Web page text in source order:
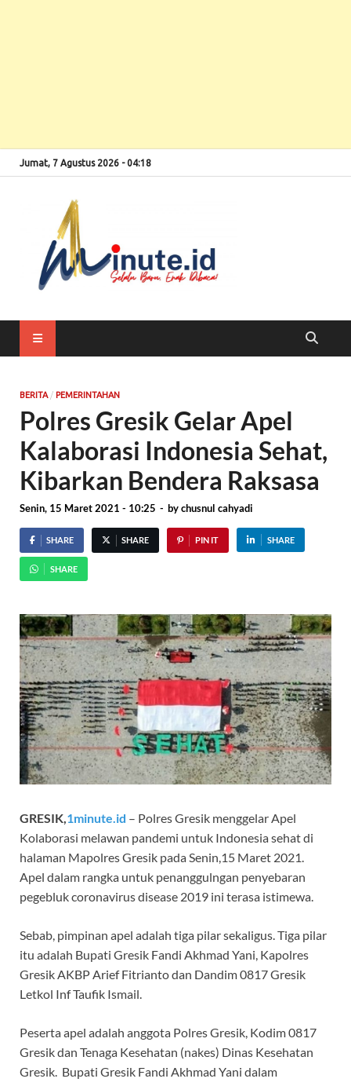
Jumat, 7 Agustus 2026 - 04:18
BERITA/ PEMERINTAHAN
Polres Gresik Gelar Apel
Kalaborasi Indonesia Sehat,
Kibarkan Bendera Raksasa
Senin, 15 Maret 2021 - 10:25 - bychusnul cahyadi
SHARE SHARE PIN IT SHARE
SHARE
GRESIK, 1minute.id – Polres Gresik menggelar Apel
Kolaborasi melawan pandemi untuk Indonesia sehat di
halaman Mapolres Gresik pada Senin,15 Maret 2021.
Apel dalam rangka untuk penanggulngan penyebaran
pegebluk coronavirus disease 2019 ini terasa istimewa.
Sebab, pimpinan apel adalah tiga pilar sekaligus. Tiga pilar
itu adalah Bupati Gresik Fandi Akhmad Yani, Kapolres
Gresik AKBP Arief Fitrianto dan Dandim 0817 Gresik
Letkol Inf Taufik Ismail.
Peserta apel adalah anggota Polres Gresik, Kodim 0817
Gresik dan Tenaga Kesehatan (nakes) Dinas Kesehatan
Gresik. Bupati Gresik Fandi Akhmad Yani dalam